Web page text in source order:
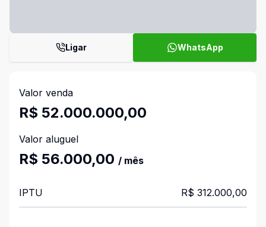
Ligar WhatsApp
Valor venda
R$ 52.000.000,00
Valor aluguel
R$ 56.000,00 / mês
IPTU R$ 312.000,00